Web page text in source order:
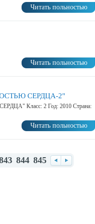
Читать польностью
Читать польностью
СЕРДЦА-2"
Класс: 2 Год: 2010 Страна:
Читать польностью
844 845